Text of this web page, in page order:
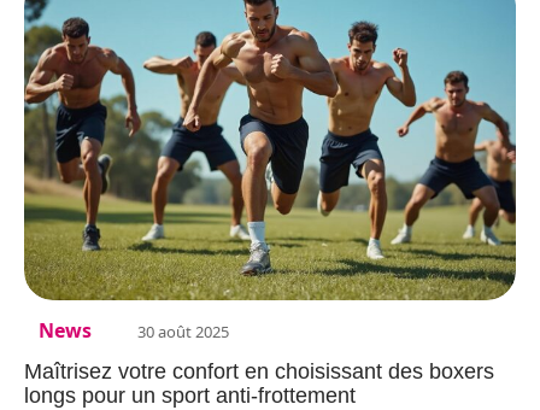
News 30 août 2025
Maîtrisez votre confort en choisissant des boxers
longs pour un sport anti-frottement